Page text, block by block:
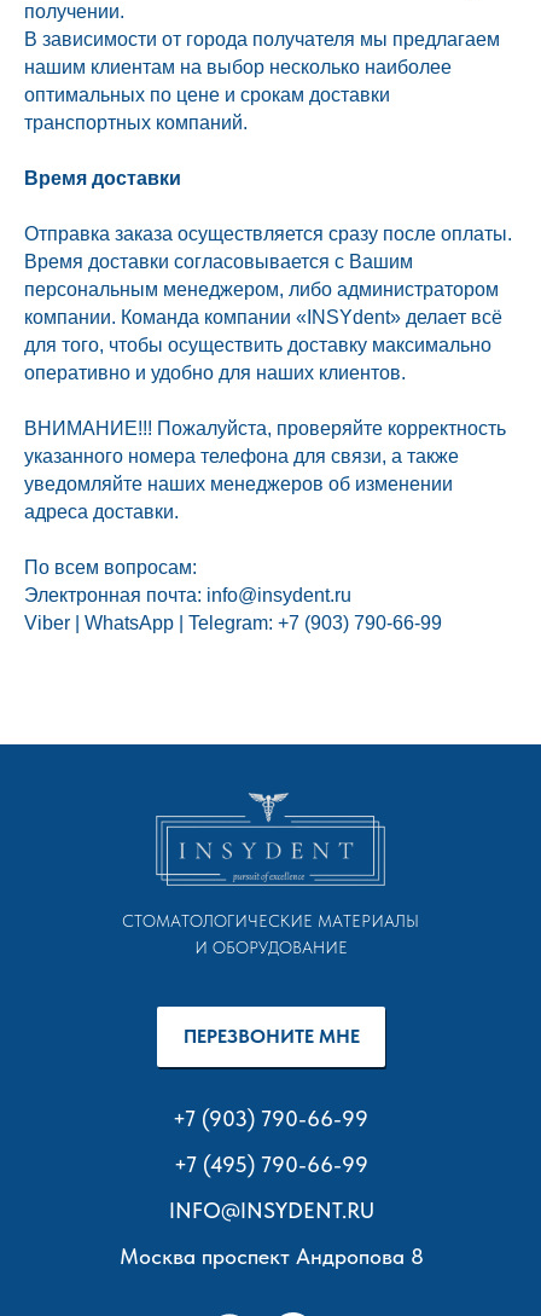
получении.
В зависимости от города получателя мы предлагаем
нашим клиентам на выбор несколько наиболее
оптимальных по цене и срокам доставки
транспортных компаний.
Время доставки
Отправка заказа осуществляется сразу после оплаты.
Время доставки согласовывается с Вашим
персональным менеджером, либо администратором
компании. Команда компании «INSYdent» делает всё
для того, чтобы осуществить доставку максимально
оперативно и удобно для наших клиентов.
ВНИМАНИЕ!!! Пожалуйста, проверяйте корректность
указанного номера телефона для связи, а также
уведомляйте наших менеджеров об изменении
адреса доставки.
По всем вопросам:
Электронная почта: info@insydent.ru
Viber | WhatsApp | Telegram: +7 (903) 790-66-99
ПЕРЕЗВОНИТЕ МНЕ
+7 (903) 790-66-99
+7 (495) 790-66-99
СТОМАТОЛОГИЧЕСКИЕ МАТЕРИАЛЫ
И ОБОРУДОВАНИЕ
INFO@INSYDENT.RU
Москва проспект Андропова 8
© INSYDENT. Москва. 2024